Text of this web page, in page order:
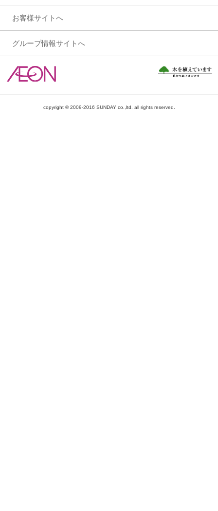
お客様サイトへ
グループ情報サイトへ
copyright © 2009-2016 SUNDAY co.,ltd. all rights reserved.